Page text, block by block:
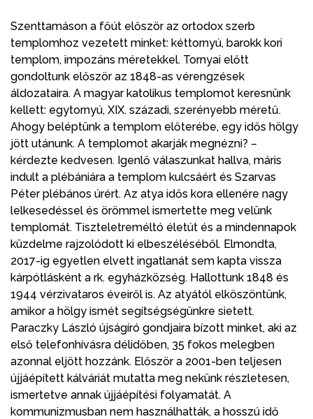
Szenttamáson a főút először az ortodox szerb
templomhoz vezetett minket: kéttornyú, barokk kori
templom, impozáns méretekkel. Tornyai előtt
gondoltunk először az 1848-as vérengzések
áldozataira. A magyar katolikus templomot keresnünk
kellett: egytornyú, XIX. századi, szerényebb méretű.
Ahogy beléptünk a templom előterébe, egy idős hölgy
jött utánunk. A templomot akarják megnézni? –
kérdezte kedvesen. Igenlő válaszunkat hallva, máris
indult a plébániára a templom kulcsáért és Szarvas
Péter plébános úrért. Az atya idős kora ellenére nagy
lelkesedéssel és örömmel ismertette meg velünk
templomát. Tiszteletreméltó életút és a mindennapok
küzdelme rajzolódott ki elbeszéléséből. Elmondta,
2017-ig egyetlen elvett ingatlanát sem kapta vissza
kárpótlásként a rk. egyházközség. Hallottunk 1848 és
1944 vérzivataros éveiről is. Az atyától elköszöntünk,
amikor a hölgy ismét segítségségünkre sietett.
Paraczky László újságíró gondjaira bízott minket, aki az
első telefonhívásra délidőben, 35 fokos melegben
azonnal eljött hozzánk. Először a 2001-ben teljesen
újjáépített kálváriát mutatta meg nekünk részletesen,
ismertetve annak újjáépítési folyamatát. A
kommunizmusban nem használhatták, a hosszú idő